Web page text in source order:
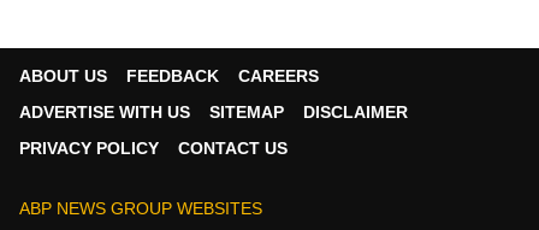
ABOUT US FEEDBACK
CAREERS
ADVERTISE WITH US
SITEMAP
DISCLAIMER
PRIVACY POLICY
CONTACT US
ABP NEWS GROUP WEBSITES